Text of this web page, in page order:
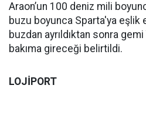
Araon’un 100 deniz mili
buzu boyunca Sparta'ya eşlik
buzdan ayrıldıktan sonra
bakıma gireceği belirtildi.
LOJİPORT